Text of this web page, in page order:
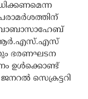
ആര്‍.എസ്.എസ്
ഭരണഘടന
ഉള്‍ക്കൊണ്ട്
സെക്രട്ടറി